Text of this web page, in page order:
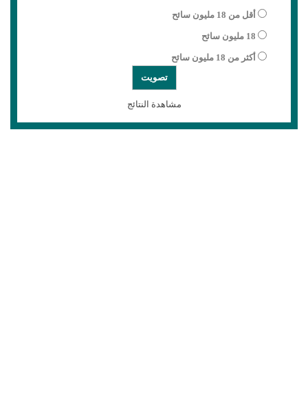
أقل من 18 مليون سائح
18 مليون سائح
أكثر من 18 مليون سائح
مشاهدة النتائج